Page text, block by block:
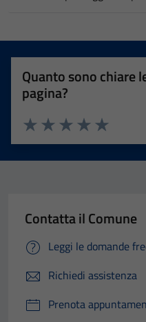
Quanto sono chiare
pagina?
Valuta 5
Valuta 4 stelle
Valuta 3 stelle su 5
Valuta 2 stelle su 5
Valuta 1 stelle su 5
Contatta il Comune
Leggi le domande
Richiedi assistenza
Prenota